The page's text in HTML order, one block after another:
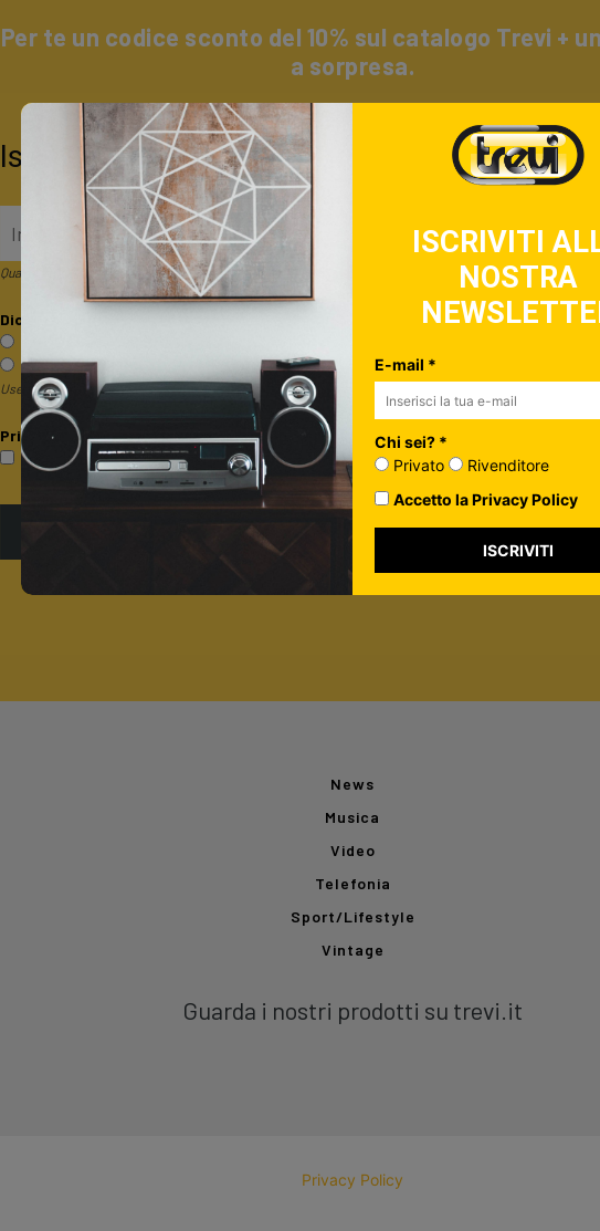
Per te un codice sconto del 10% sul catalogo Trevi +
a sorpresa.
Iscriviti alla nostra newsletter
Quando invii il modulo, controlla la tua inbox per confermare l'iscrizione
Dicci qualcosa in più su di te*
Sono un rivenditore
Useremo questa informazione per personalizzare i contenuti che ti invieremo.
Privacy*
Accetto la Privacy Policy
ISCRIVITI
News
Musica
Video
Telefonia
Sport/Lifestyle
Vintage
Guarda i nostri prodotti su trevi.it
Privacy Policy
ISCRIVITI
NOSTRA
E-mail *
Chi sei? *
Privato
Rivenditore
Accetto la Privacy Policy
ISCRIVITI